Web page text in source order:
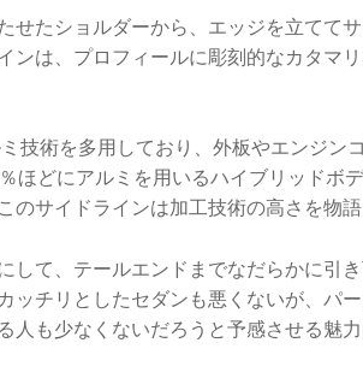
せたショルダーから、エッジを立てて
ンは、プロフィールに彫刻的なカタマ
技術を多用しており、外板やエンジン
ほどにアルミを用いるハイブリッドボ
のサイドラインは加工技術の高さを物語
して、テールエンドまでなだらかに引
ッチリとしたセダンも悪くないが、パ
人も少なくないだろうと予感させる魅